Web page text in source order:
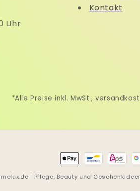
Uhr
Kontakt
*Alle Preise inkl. MwSt.,
Zahlungsmethoden
| Pflege, Beauty und